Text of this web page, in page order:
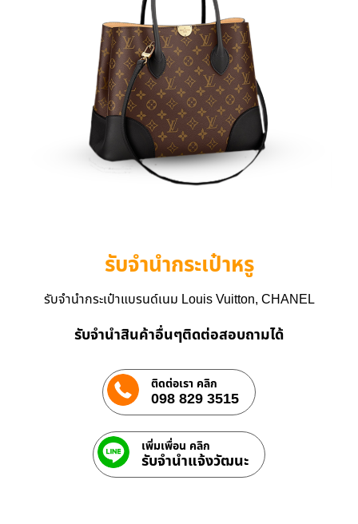
รับจำนำกระเป๋าหรู
รับจำนำกระเป๋าแบรนด์เนม Louis Vuitton, CHANEL
รับจำนำสินค้าอื่นๆติดต่อสอบถามได้
ติดต่อเรา คลิก
098 829 3515
เพิ่มเพื่อน คลิก
รับจํานําแจ้งวัฒนะ